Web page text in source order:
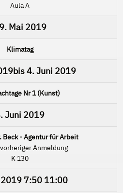
Aula A
Mai 2019
Klimatag
bis4. Juni 2019
Nr 1 (Kunst)
Juni 2019
Beck - Agentur für Arbeit
Anmeldung
K 130
7:50 11:00